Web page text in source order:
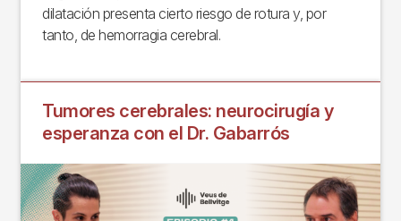
dilatación presenta cierto riesgo de rotura y, por
tanto, de hemorragia cerebral.
Tumores cerebrales: neurocirugía y
esperanza con el Dr. Gabarrós